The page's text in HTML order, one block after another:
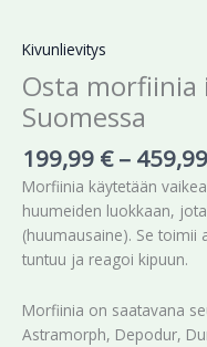
Kivunlievitys
Osta morfiinia
Suomessa
199,99 € – 459,99
Morfiinia käytetään
huumeiden luokkaan,
(huumausaine). Se toimii
tuntuu ja reagoi kipuun.
Morfiinia on saatavana
Astramorph, Depodur,
ilman
Suomessa
määrä